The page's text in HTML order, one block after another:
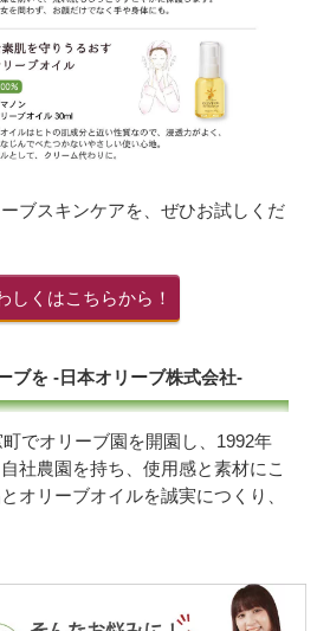
ブスキンケアを、ぜひお試しくだ
しくはこちらから！
ブを -日本オリーブ株式会社-
でオリーブ園を開園し、1992年
社農園を持ち、使用感と素材にこ
オリーブオイルを誠実につくり、